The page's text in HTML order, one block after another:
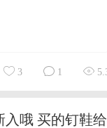
3 1
入哦 买的钉鞋